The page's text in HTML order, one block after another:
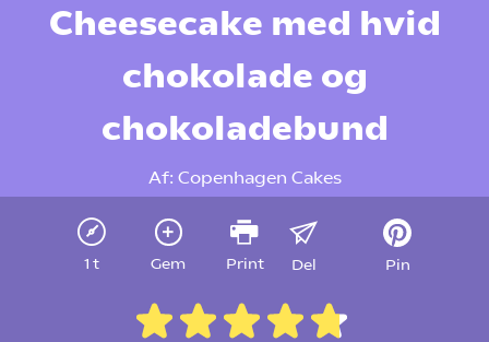
Cheesecake med hvid
chokolade og
chokoladebund
Af: Copenhagen Cakes
1 t Gem Print Del Pin